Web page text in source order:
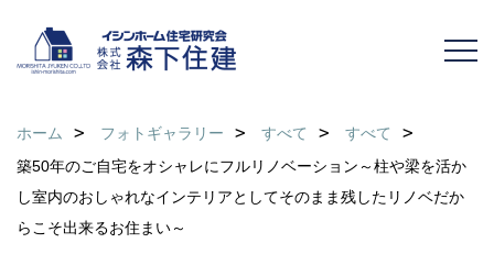
ホーム フォトギャラリー すべて
すべて
築50年のご自宅をオシャレにフルリノベーション～柱や梁を活か
し室内のおしゃれなインテリアとしてそのまま残したリノベだか
らこそ出来るお住まい～